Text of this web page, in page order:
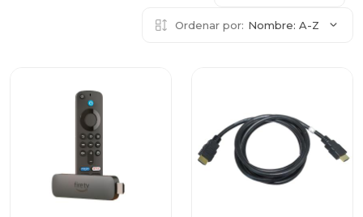
Ordenar por: Nombre: A-Z